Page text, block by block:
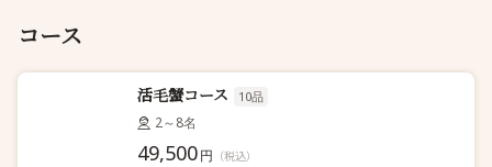
コース
活毛蟹コース 10品
2～8名
49,500円 （税込）